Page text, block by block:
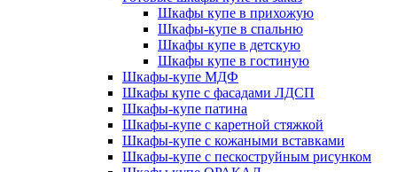
Шкафы купе в прихожую
Шкафы-купе в спальню
Шкафы купе в детскую
Шкафы купе в гостиную
Шкафы-купе МДФ
Шкафы купе с фасадами ЛДСП
Шкафы-купе патина
Шкафы-купе с каретной стяжкой
Шкафы-купе с кожаными вставками
Шкафы-купе с пескоструйным рисунком